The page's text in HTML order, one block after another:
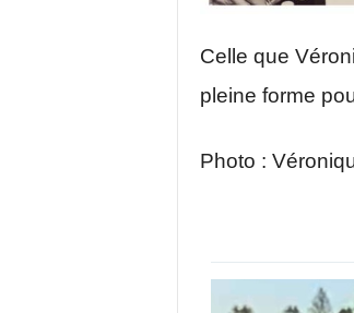
Celle que
pleine forme
Photo :